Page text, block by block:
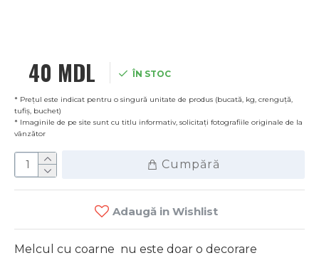
40 MDL ÎN STOC
* Prețul este indicat pentru o singură unitate de produs (bucată, kg, crenguță,
tufiș, buchet)
* Imaginile de pe site sunt cu titlu informativ, solicitați fotografiile originale de la
vânzător
Cumpără
Adaugă in Wishlist
Melcul cu coarne nu este doar o decorare